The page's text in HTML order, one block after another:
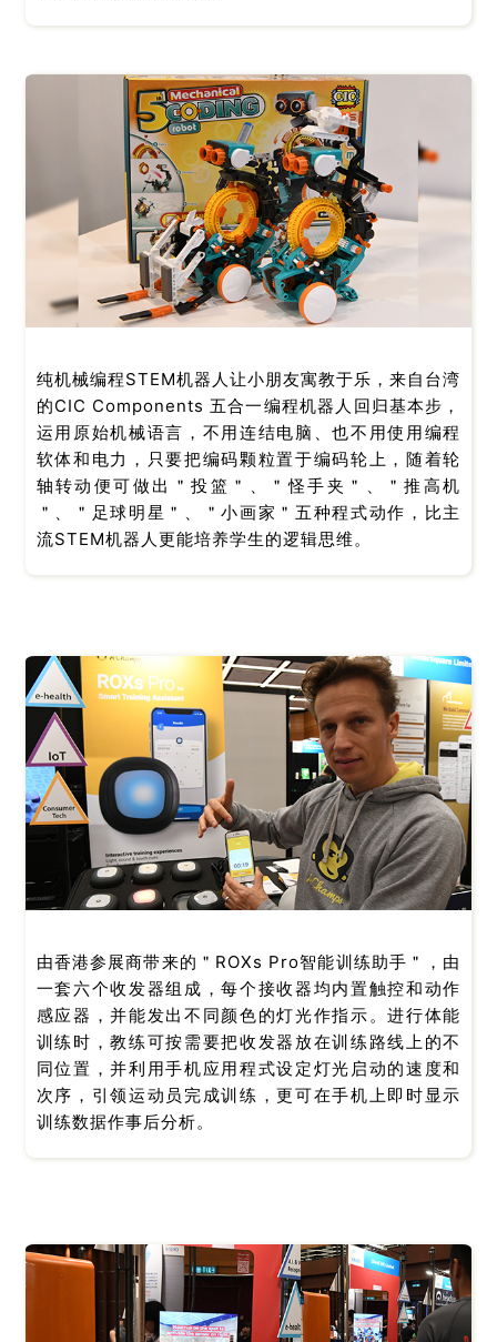
纯机械编程STEM机器人让小朋友寓教于乐，来自台湾
的CIC Components 五合一编程机器人回归基本步，
运用原始机械语言，不用连结电脑、也不用使用编程
软体和电力，只要把编码颗粒置于编码轮上，随着轮
轴转动便可做出＂投篮＂、＂怪手夹＂、＂推高机
＂、＂足球明星＂、＂小画家＂五种程式动作，比主
流STEM机器人更能培养学生的逻辑思维。
由香港参展商带来的＂ROXs Pro智能训练助手＂，由
一套六个收发器组成，每个接收器均内置触控和动作
感应器，并能发出不同颜色的灯光作指示。进行体能
训练时，教练可按需要把收发器放在训练路线上的不
同位置，并利用手机应用程式设定灯光启动的速度和
次序，引领运动员完成训练，更可在手机上即时显示
训练数据作事后分析。